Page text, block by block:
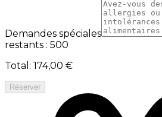
Demandes spéciales
restants : 500
Total : 174,00 €
Réserver